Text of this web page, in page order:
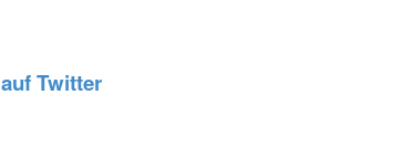
Twitter